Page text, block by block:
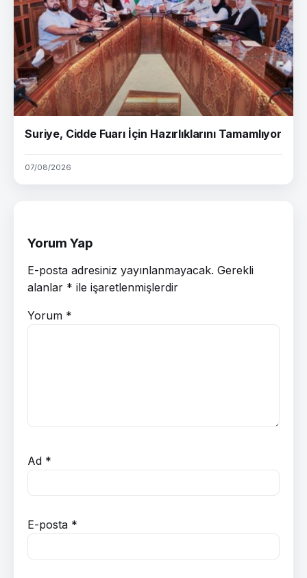
Suriye, Cidde Fuarı İçin Hazırlıklarını Tamamlıyor
07/08/2026
Yorum Yap
E-posta adresiniz yayınlanmayacak. Gerekli
alanlar * ile işaretlenmişlerdir
Yorum *
Ad *
E-posta *